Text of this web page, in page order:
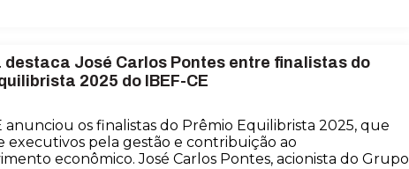
destaca José Carlos Pontes entre finalistas do
2025 do IBEF-CE
anunciou os finalistas do Prêmio Equilibrista 2025, que
executivos pela gestão e contribuição ao
econômico. José Carlos Pontes, acionista do Grupo